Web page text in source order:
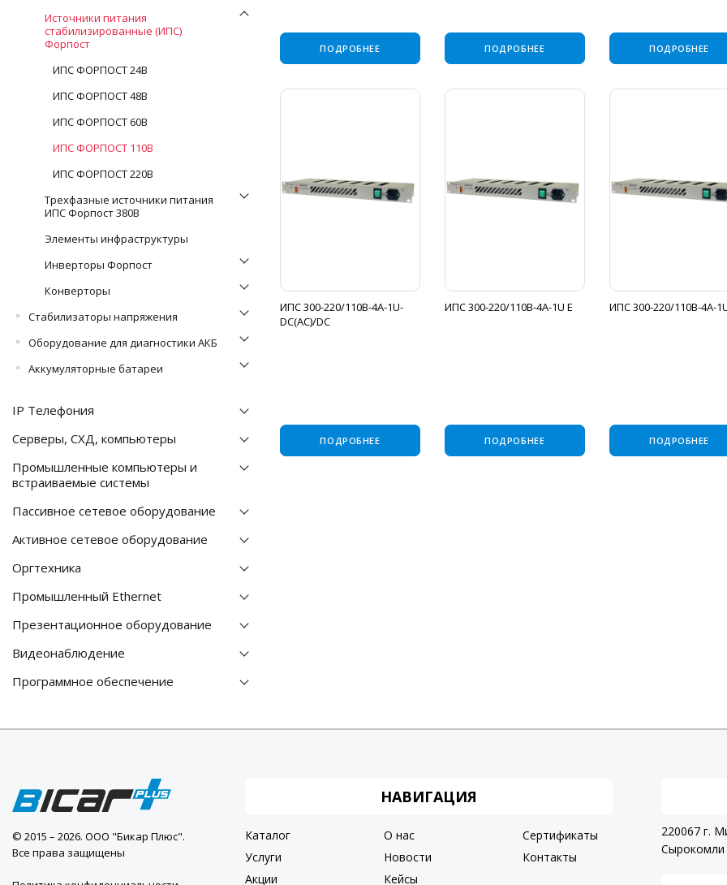
Источники питания
стабилизированные (ИПС)
Форпост
ИПС ФОРПОСТ 24В
ИПС ФОРПОСТ 48В
ИПС ФОРПОСТ 60В
ИПС ФОРПОСТ 110В
ИПС ФОРПОСТ 220В
Трехфазные источники питания
ИПС Форпост 380В
Элементы инфраструктуры
Инверторы Форпост
Конверторы
Стабилизаторы напряжения
Оборудование для диагностики АКБ
Аккумуляторные батареи
IP Телефония
Серверы, СХД, компьютеры
Промышленные компьютеры и
встраиваемые системы
Пассивное сетевое оборудование
Активное сетевое оборудование
Оргтехника
Промышленный Ethernet
Презентационное оборудование
Видеонаблюдение
Программное обеспечение
ПОДРОБНЕЕ ПОДРОБНЕЕ ПОДРОБНЕЕ
ИПС 300-220/110В-4А-1U-
DC(AC)/DC
ПОДРОБНЕЕ
ИПС 300-220/110В-4А-1U Е
ПОДРОБНЕЕ
ИПС 300-220/110В-4А-
ПОДРОБНЕЕ
© 2015 – 2026. ООО "Бикар Плюс".
Все права защищены
НАВИГАЦИЯ
Каталог
Услуги
Акции
О нас
Новости
Кейсы
Сертификаты
Контакты
220067 г.
Сырокомли